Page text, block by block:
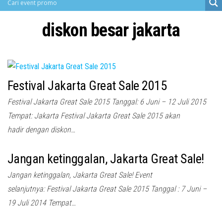
Promo
Terbaru
Bazaar,
Workshop,
Job Fair,
Lomba dll.
diskon besar jakarta
Festival Jakarta Great Sale 2015
Festival Jakarta Great Sale 2015 Tanggal: 6 Juni – 12 Juli 2015
Tempat: Jakarta Festival Jakarta Great Sale 2015 akan
hadir dengan diskon…
Jangan ketinggalan, Jakarta Great Sale!
Jangan ketinggalan, Jakarta Great Sale! Event
selanjutnya: Festival Jakarta Great Sale 2015 Tanggal : 7 Juni –
19 Juli 2014 Tempat…